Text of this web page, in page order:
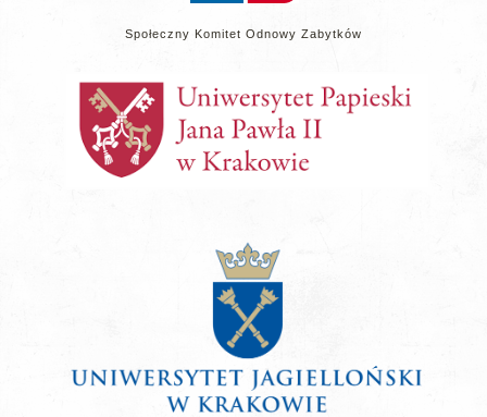
Społeczny Komitet Odnowy Zabytków